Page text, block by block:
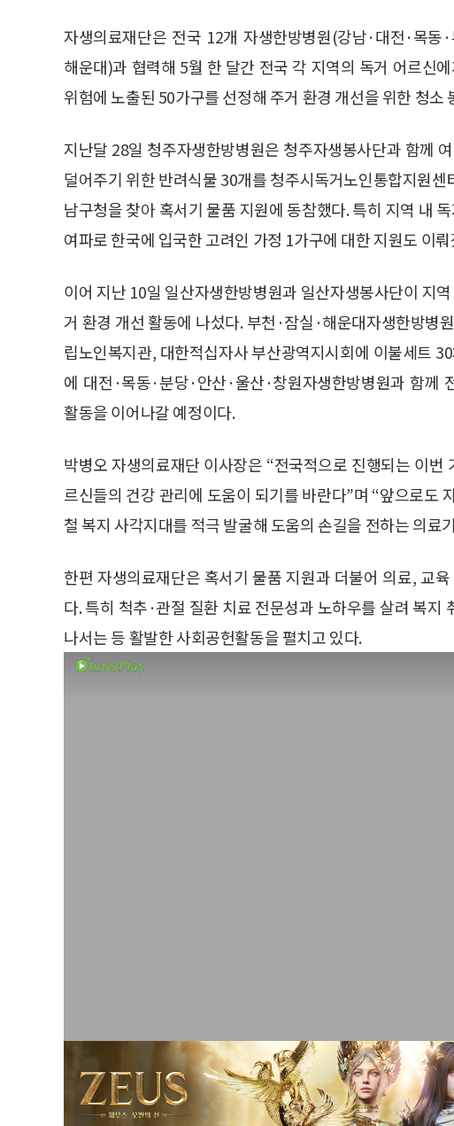
자생의료재단은 전국 12개 자생한방병원(강남·대전·목동
해운대)과 협력해 5월 한 달간 전국 각 지역의 독거 어르신
위험에 노출된 50가구를 선정해 주거 환경 개선을 위한 청소
지난달 28일 청주자생한방병원은 청주자생봉사단과 함께
덜어주기 위한 반려식물 30개를 청주시독거노인통합지원
남구청을 찾아 혹서기 물품 지원에 동참했다. 특히 지역 내
여파로 한국에 입국한 고려인 가정 1가구에 대한 지원도 이
이어 지난 10일 일산자생한방병원과 일산자생봉사단이 지
거 환경 개선 활동에 나섰다. 부천·잠실·해운대자생한방병
립노인복지관, 대한적십자사 부산광역지시회에 이불세트
에 대전·목동·분당·안산·울산·창원자생한방병원과 함께
활동을 이어나갈 예정이다.
박병오 자생의료재단 이사장은 “전국적으로 진행되는 이번
르신들의 건강 관리에 도움이 되기를 바란다”며 “앞으로도
철 복지 사각지대를 적극 발굴해 도움의 손길을 전하는 의료
한편 자생의료재단은 혹서기 물품 지원과 더불어 의료, 교
다. 특히 척추·관절 질환 치료 전문성과 노하우를 살려 복지
나서는 등 활발한 사회공헌활동을 펼치고 있다.